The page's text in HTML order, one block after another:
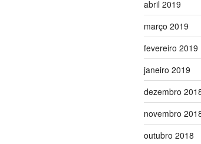
abril 2019
março 2019
fevereiro 2019
janeiro 2019
dezembro
novembro
outubro 2018